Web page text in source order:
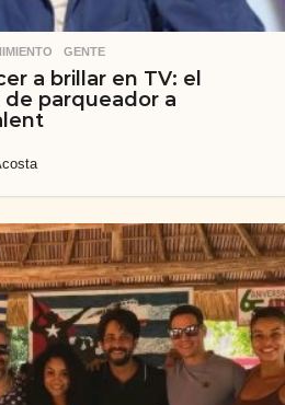
,GENTE
a brillar en TV: el
parqueador a